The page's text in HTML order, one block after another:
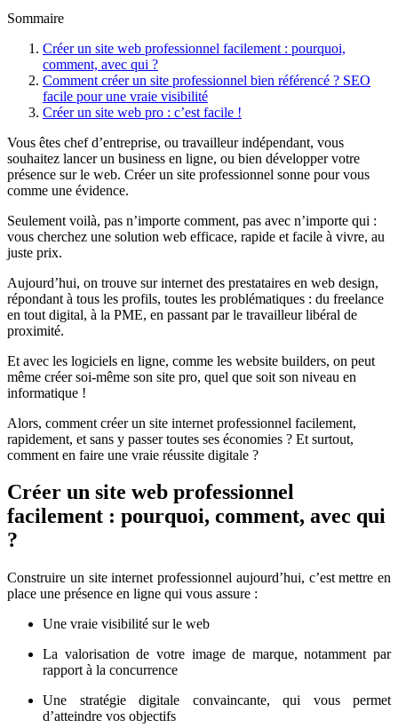
Sommaire
Créer un site web professionnel facilement : pourquoi,
comment, avec qui ?
Comment créer un site professionnel bien référencé ? SEO
facile pour une vraie visibilité
Créer un site web pro : c’est facile !
Vous êtes chef d’entreprise, ou travailleur indépendant, vous
souhaitez lancer un business en ligne, ou bien développer votre
présence sur le web. Créer un site professionnel sonne pour vous
comme une évidence.
Seulement voilà, pas n’importe comment, pas avec n’importe qui :
vous cherchez une solution web efficace, rapide et facile à vivre, au
juste prix.
Aujourd’hui, on trouve sur internet des prestataires en web design,
répondant à tous les profils, toutes les problématiques : du freelance
en tout digital, à la PME, en passant par le travailleur libéral de
proximité.
Et avec les logiciels en ligne, comme les website builders, on peut
même créer soi-même son site pro, quel que soit son niveau en
informatique !
Alors, comment créer un site internet professionnel facilement,
rapidement, et sans y passer toutes ses économies ? Et surtout,
comment en faire une vraie réussite digitale ?
Créer un site web professionnel
facilement : pourquoi, comment, avec qui
?
Construire un site internet professionnel aujourd’hui, c’est mettre en
place une présence en ligne qui vous assure :
Une vraie visibilité sur le web
La valorisation de votre image de marque, notamment par
rapport à la concurrence
Une stratégie digitale convaincante, qui vous permet
d’atteindre vos objectifs